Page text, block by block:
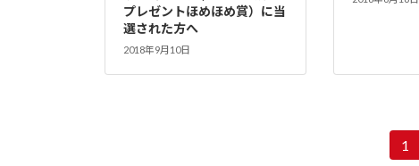
プレゼントほめほめ賞）に当
選された方へ
2018年9月10日
固
1